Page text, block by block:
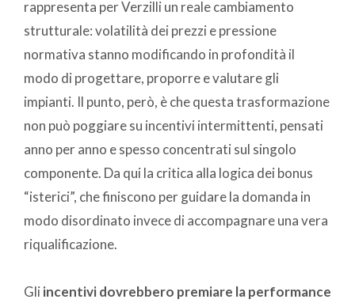
rappresenta per Verzilli un reale cambiamento
strutturale: volatilità dei prezzi e pressione
normativa stanno modificando in profondità il
modo di progettare, proporre e valutare gli
impianti. Il punto, però, è che questa trasformazione
non può poggiare su incentivi intermittenti, pensati
anno per anno e spesso concentrati sul singolo
componente. Da qui la critica alla logica dei bonus
“isterici”, che finiscono per guidare la domanda in
modo disordinato invece di accompagnare una vera
riqualificazione.
Gli incentivi dovrebbero premiare la performance